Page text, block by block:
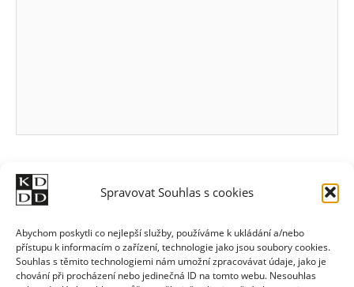
Spravovat Souhlas s cookies
Abychom poskytli co nejlepší služby, používáme k ukládání a/nebo
přístupu k informacím o zařízení, technologie jako jsou soubory cookies.
Souhlas s těmito technologiemi nám umožní zpracovávat údaje, jako je
chování při procházení nebo jedinečná ID na tomto webu. Nesouhlas